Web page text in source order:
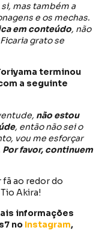
mas também a
e os mechas.
em conteúdo, não
grato se
terminou
a seguinte
não estou
, então não sei o
vou me esforçar
Por favor, continuem
fã ao redor do
Akira!
informações
no Instagram,